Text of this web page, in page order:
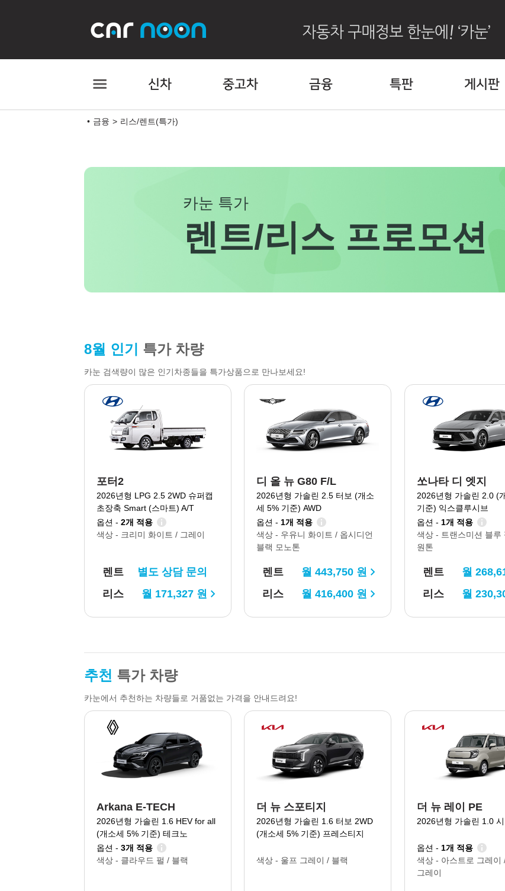
신차 중고차 금융 특판 게시판
금융 리스/렌트(특가)
카눈 특가
렌트/리스 프로모션
8월 인기 특가 차량
카눈 검색량이 많은 인기차종들을 특가상품으로 만나보세요!
포터2
2026년형 LPG 2.5 2WD 슈퍼캡
초장축 Smart (스마트) A/T
옵션 - 2개 적용
색상 - 크리미 화이트 / 그레이
렌트
별도 상담 문의
리스
월 171,327 원
디 올 뉴 G80 F/L
2026년형 가솔린 2.5 터보 (개소
세 5% 기준) AWD
옵션 - 1개 적용
색상 - 우유니 화이트 / 옵시디언
블랙 모노톤
렌트 월 443,750 원
리스
월 416,400 원
쏘나타 디 엣지
2026년형 가솔린 2.0 (
기준) 익스클루시브
옵션 - 1개 적용
색상 - 트랜스미션 블루
원톤
렌트 월
리스
월
추천 특가 차량
카눈에서 추천하는 차량들로 거품없는 가격을 안내드려요!
Arkana E-TECH
2026년형 가솔린 1.6 HEV for all
(개소세 5% 기준) 테크노
옵션 - 3개 적용
색상 - 클라우드 펄 / 블랙
더 뉴 스포티지
2026년형 가솔린 1.6 터보 2WD
(개소세 5% 기준) 프레스티지
색상 - 울프 그레이 / 블랙
더 뉴 레이 PE
2026년형 가솔린 1.0
옵션 - 1개 적용
색상 - 아스트로 그레이
그레이